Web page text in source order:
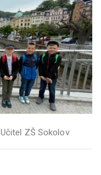
Učitel ZŠ Sokolov